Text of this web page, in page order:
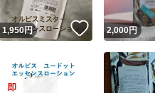
ね！
1,950円 いいね！
2,000円